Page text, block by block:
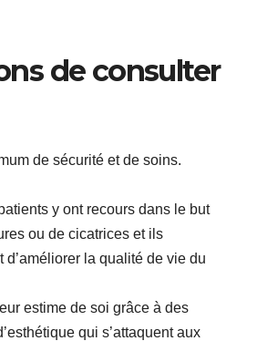
de consulter
de sécurité et de soins.
y ont recours dans le but
ou de cicatrices et ils
la qualité de vie du
estime de soi grâce à des
qui s’attaquent aux